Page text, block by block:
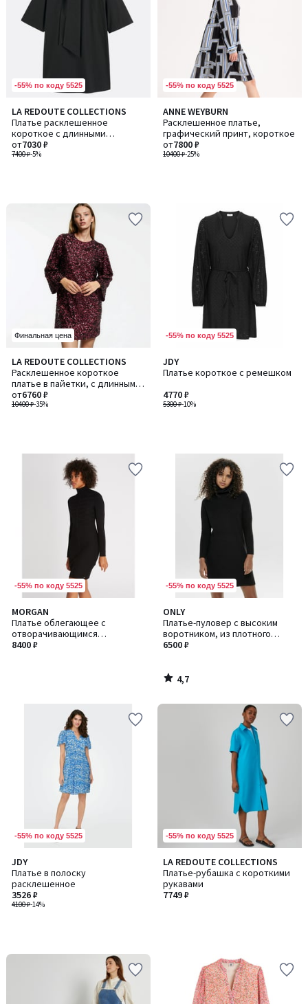
-55% по коду 5525
LA REDOUTE COLLECTIONS
Платье расклешенное
короткое с длинными
рукавами
7400 ₽-5%
от7030 ₽
-55% по коду 5525
ANNE WEYBURN
Расклешенное платье,
графический принт, короткое
10400 ₽-25%
от7800 ₽
Финальная цена
LA REDOUTE COLLECTIONS
Расклешенное короткое
платье в пайетки, с длинным
рукавом
10400 ₽-35%
от6760 ₽
-55% по коду 5525
JDY
Платье короткое с ремешком
5300 ₽-10%
4770 ₽
-55% по коду 5525
MORGAN
Платье облегающее с
отворачивающимся
воротником и длинными
8400 ₽
-55% по коду 5525
ONLY
Платье-пуловер с высоким
воротником, из плотного
трикотажа
6500 ₽
4,7
/ 5
4,7
/
-55% по коду 5525
JDY
Платье в полоску
расклешенное
4100 ₽-14%
3526 ₽
-55% по коду 5525
LA REDOUTE COLLECTIONS
Платье-рубашка с короткими
рукавами
7749 ₽